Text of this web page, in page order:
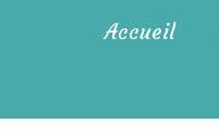
Accueil